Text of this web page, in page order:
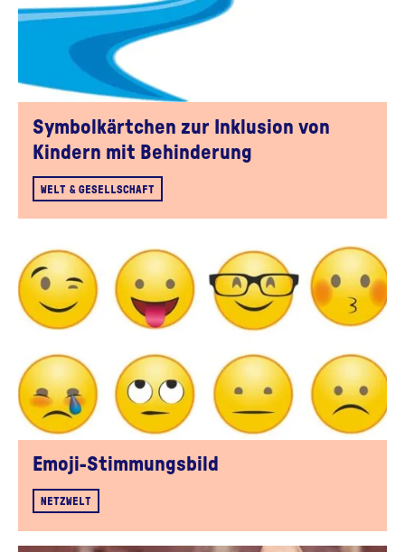
Symbolkärtchen zur Inklusion von
Kindern mit Behinderung
WELT & GESELLSCHAFT
Emoji-Stimmungsbild
NETZWELT